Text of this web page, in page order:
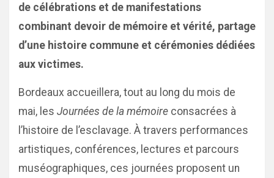
de célébrations et de manifestations
combinant devoir de mémoire et vérité, partage
d’une histoire commune et cérémonies dédiées
aux victimes.
Bordeaux accueillera, tout au long du mois de
mai, les Journées de la mémoire consacrées à
l’histoire de l’esclavage. À travers performances
artistiques, conférences, lectures et parcours
muséographiques, ces journées proposent un